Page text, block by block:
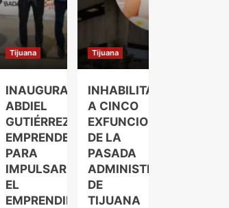
Tijuana
INAUGURA
ABDIEL
GUTIÉRREZ
EMPRENDELAND
PARA
IMPULSAR
EL
EMPRENDIMIENTO
Tijuana
INHABILITAN
A CINCO
EXFUNCIONARIOS
DE LA
PASADA
ADMINISTRACIÓN
DE
TIJUANA